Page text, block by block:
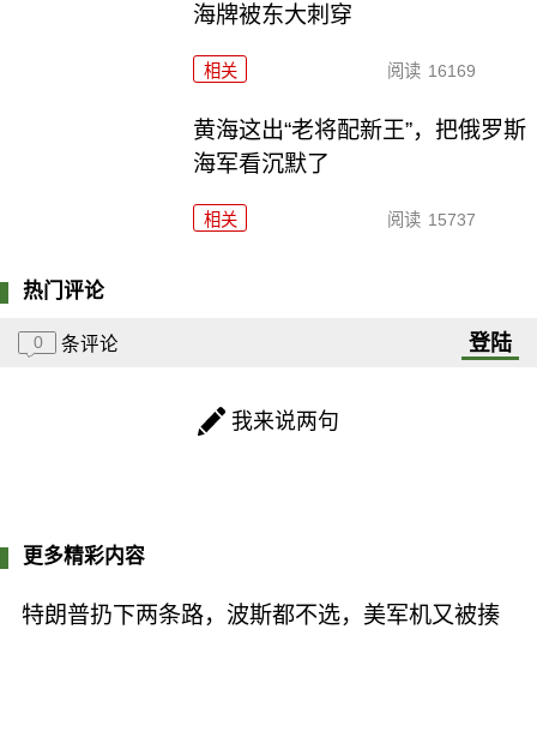
海牌被东大刺穿
相关 阅读 16169
黄海这出“老将配新王”，把俄罗斯
海军看沉默了
相关 阅读 15737
热门评论
0 条评论 登陆
我来说两句
更多精彩内容
特朗普扔下两条路，波斯都不选，美军机又被揍